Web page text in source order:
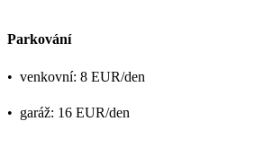
Parkování
• venkovní: 8 EUR/den
• garáž: 16 EUR/den